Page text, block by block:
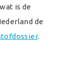
is de
de
.